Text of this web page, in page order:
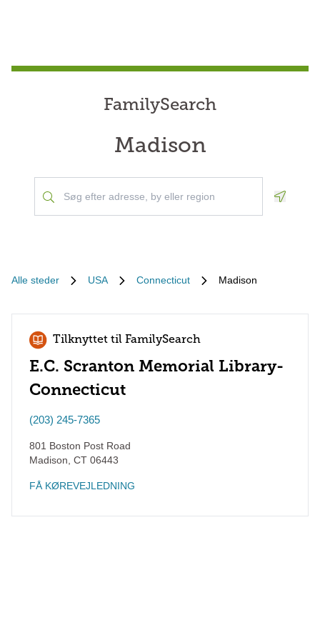
FamilySearch
Madison
Alle steder USA Connecticut Madison
Tilknyttet til FamilySearch
E.C. Scranton Memorial Library-
Connecticut
(203) 245-7365
801 Boston Post Road
Madison CT 06443
FÅ KØREVEJLEDNING